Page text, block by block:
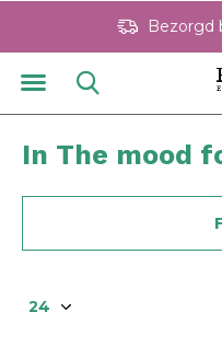
Bezorgd
In The mood